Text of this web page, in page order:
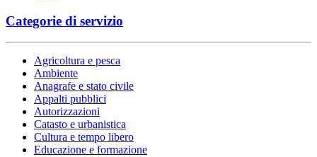
Categorie di servizio
Agricoltura e pesca
Ambiente
Anagrafe e stato civile
Appalti pubblici
Autorizzazioni
Catasto e urbanistica
Cultura e tempo libero
Educazione e formazione